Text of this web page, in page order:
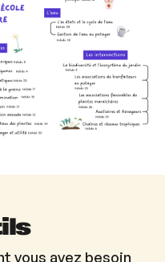
vous avez besoin